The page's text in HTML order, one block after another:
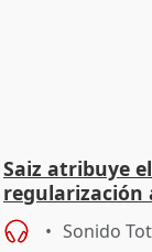
Saiz atribuye
regularización
Sonido